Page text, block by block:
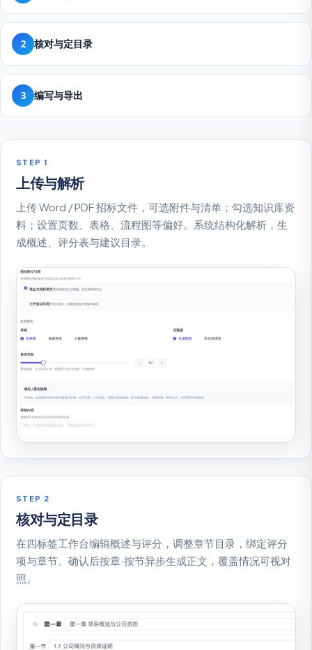
2 核对与定目录
3 编写与导出
STEP 1
上传与解析
上传 Word / PDF 招标文件，可选附件与清单；勾选知识库资
料；设置页数、表格、流程图等偏好。系统结构化解析，生
成概述、评分表与建议目录。
STEP 2
核对与定目录
在四标签工作台编辑概述与评分，调整章节目录，绑定评分
项与章节。确认后按章·按节异步生成正文，覆盖情况可视对
照。